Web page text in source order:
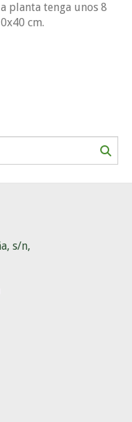
planta tenga unos 8
cm.
s/n,